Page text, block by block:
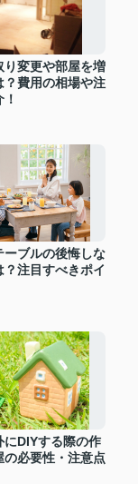
り変更や部屋を増
？費用の相場や注
ーブルの後悔しな
？注目すべきポイ
にDIYする際の作
の必要性・注意点